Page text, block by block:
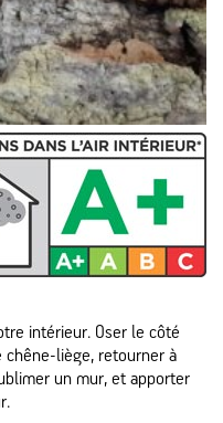
intérieur. Oser le côté
chêne-liège, retourner à
un mur, et apporter